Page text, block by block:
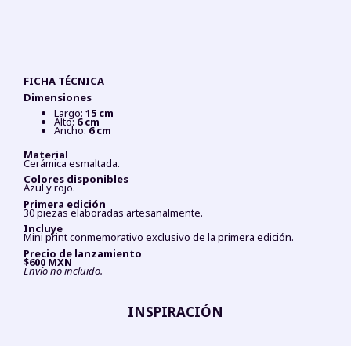
FICHA TÉCNICA
Dimensiones
Largo: 15 cm
Alto: 6 cm
Ancho: 6 cm
Material
Cerámica esmaltada.
Colores disponibles
Azul y rojo.
Primera edición
30 piezas elaboradas artesanalmente.
Incluye
Mini print conmemorativo exclusivo de la primera edición.
Precio de lanzamiento
$600 MXN
Envío no incluido.
INSPIRACIÓN